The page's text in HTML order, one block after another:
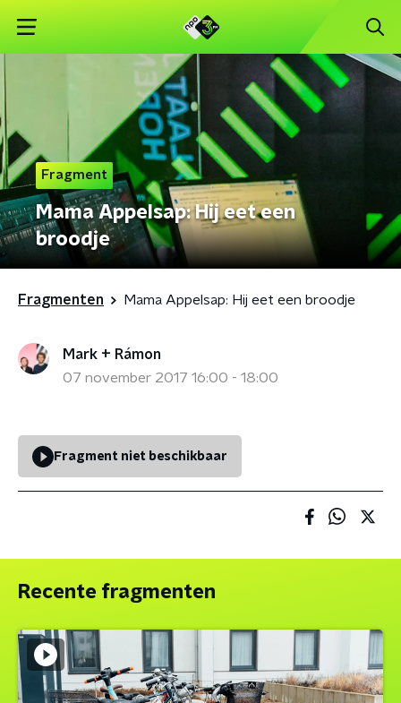
Fragment
Mama Appelsap: Hij eet een
broodje
Fragmenten Mama Appelsap: Hij eet een broodje
Mark + Rámon
07 november 2017 16:00 - 18:00
Fragment niet beschikbaar
Recente fragmenten